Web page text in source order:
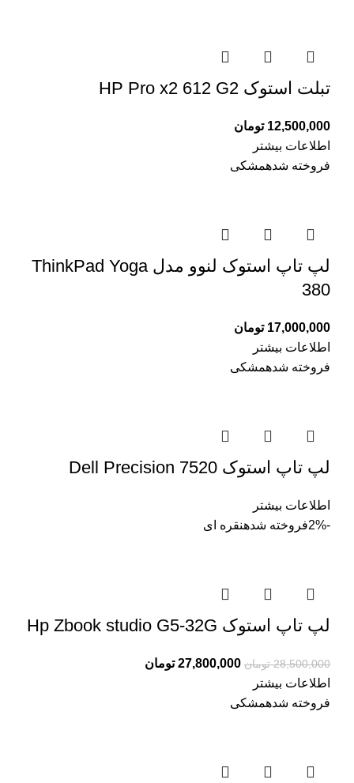
تبلت استوک HP Pro x2 612 G2
12,500,000 تومان
اطلاعات بیشتر
فروخته شدهمشکی
لپ تاپ استوک لنوو مدل ThinkPad Yoga
380
17,000,000 تومان
اطلاعات بیشتر
فروخته شدهمشکی
لپ تاپ استوک Dell Precision 7520
اطلاعات بیشتر
-2%
فروخته شدهنقره ای
لپ تاپ استوک Hp Zbook studio G5-32G
28,500,000 تومان 27,800,000 تومان
اطلاعات بیشتر
فروخته شدهمشکی